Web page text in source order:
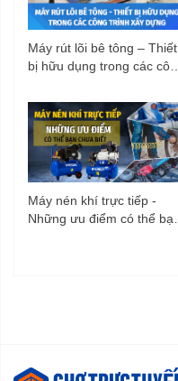
Máy rút lõi bê tông – Thiết
bị hữu dụng trong các công
Máy nén khí trực tiếp -
Những ưu điểm có thể bạn